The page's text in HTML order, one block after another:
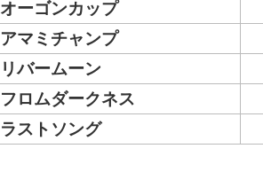
オーゴンカップ
アマミチャンプ
リバームーン
フロムダークネス
ラストソング